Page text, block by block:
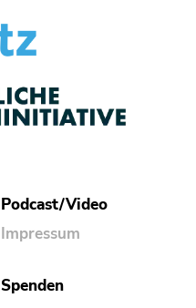
Podcast/Video
Impressum
Spenden